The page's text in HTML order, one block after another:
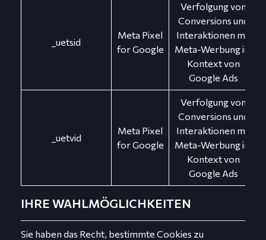
_uetsid
Meta Pixel
for Google
Verfolgung von
Conversions und
Interaktionen mit
Meta-Werbung im
Kontext von
Google Ads
_uetvid
Meta Pixel
for Google
Verfolgung von
Conversions und
Interaktionen mit
Meta-Werbung im
Kontext von
Google Ads
IHRE WAHLMÖGLICHKEITEN
Sie haben das Recht, bestimmte Cookies zu